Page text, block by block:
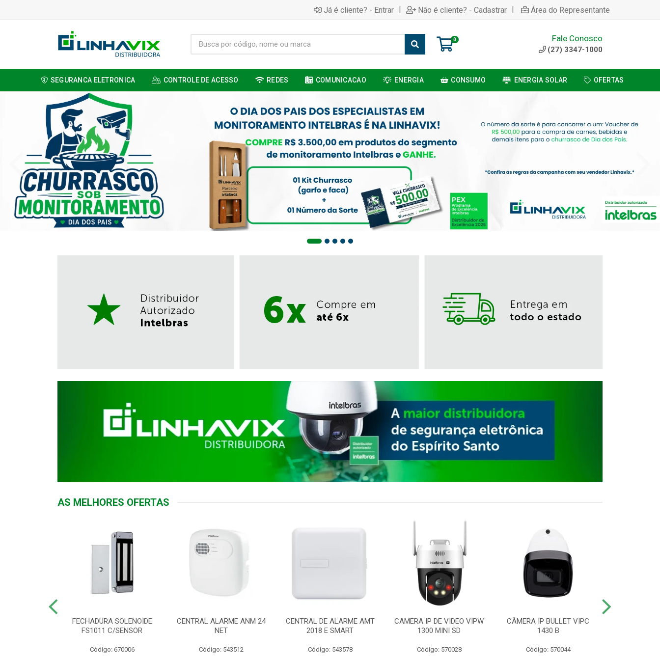
Já é cliente? - Entrar | Não é cliente? - Cadastrar | Área do Representante
0 Fale Conosco
(27) 3347-1000
SEGURANCA ELETRONICA CONTROLE DE ACESSO REDES COMUNICACAO ENERGIA CONSUMO ENERGIA SOLAR OFERTAS
AS MELHORES OFERTAS
FECHADURA SOLENOIDE
FS1011 C/SENSOR
Código: 670006
CENTRAL ALARME ANM 24
NET
Código: 543512
CENTRAL DE ALARME AMT
2018 E SMART
Código: 543578
CAMERA IP DE VIDEO VIPW
1300 MINI SD
Código: 570028
CÂMERA IP BULLET VIPC
1430 B
Código: 570044